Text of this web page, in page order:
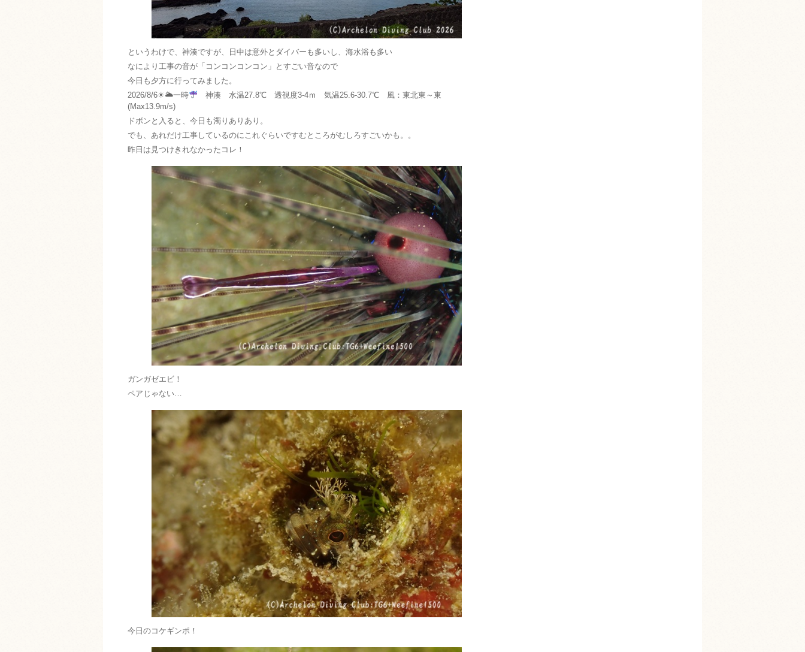
というわけで、神湊ですが、日中は意外とダイバーも多いし、海水浴も多い
なにより工事の音が「コンコンコンコン」とすごい音なので
今日も夕方に行ってみました。
2026/8/6☀🌥一時
神湊 水温27.8℃ 透視度3-4ｍ 気温25.6-30.7℃ 風：東北東～東
(Max13.9m/s)
ドボンと入ると、今日も濁りありあり。
でも、あれだけ工事しているのにこれぐらいですむところがむしろすごいかも。。
昨日は見つけきれなかったコレ！
ガンガゼエビ！
ペアじゃない…
今日のコケギンポ！